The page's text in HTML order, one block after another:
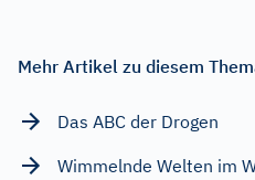
Mehr Artikel zu diesem
Das ABC der Drogen
Wimmelnde Welten im